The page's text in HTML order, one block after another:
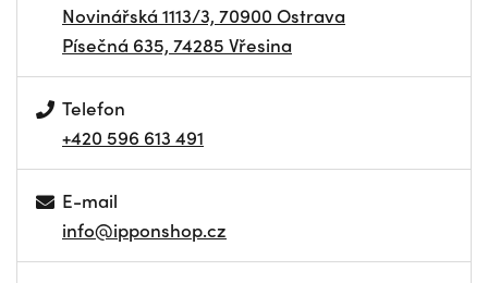
Novinářská 1113/3, 70900 Ostrava
Písečná 635, 74285 Vřesina
Telefon
+420 596 613 491
E-mail
info@ipponshop.cz